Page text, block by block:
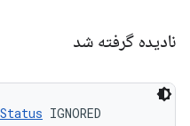
نادیده گرفته شد
IGNORED